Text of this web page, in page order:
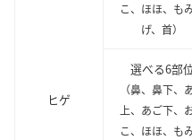
ヒゲ
こ、ほほ、も
げ、首）
選べる6部
（鼻、鼻下、
上、あご下、
こ、ほほ、も